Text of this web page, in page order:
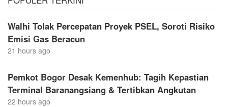
Walhi Tolak Percepatan Proyek PSEL, Soroti Risiko
Emisi Gas Beracun
21 hours ago
Pemkot Bogor Desak Kemenhub: Tagih Kepastian
Terminal Baranangsiang & Tertibkan Angkutan
22 hours ago